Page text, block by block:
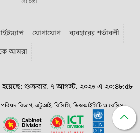
সচেষ্ট।
যোগাযোগ
ব্যবহারের শর্তাবলী
আমরা
হয়েছে: শুক্রবার, ৭ আগস্ট, ২০২৬ এ ২০:৪৮:৫৮
বিভাগ, এটুআই, বিসিসি, ডিওআইসিটি ও বেসিস।